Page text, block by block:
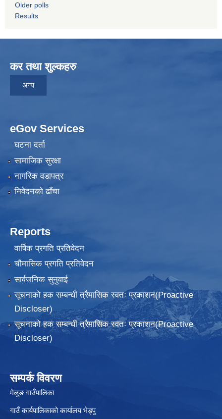
Older polls
Results
कर तथा शुल्कहरु
अन्य
eGov Services
घटना दर्ता
सामाजिक सुरक्षा
नागरिक वडापत्र
निवेदनकाे ढाँचा
Reports
वार्षिक प्रगति प्रतिवेदन
चौमासिक प्रगति प्रतिवेदन
सार्वजनिक सुनुवाई
सूचनाको हक सम्बन्धी त्रैमासिक स्वतः प्रकाशन(Proactive
Discloser)
सूचनाको हक सम्बन्धी त्रैमासिक स्वतः प्रकाशन(Proactive
Discloser)
सम्पर्क विवरण
मेलुङ गाउँपालिका
गाउँ कार्यपालिकाको कार्यालय भेड्पु